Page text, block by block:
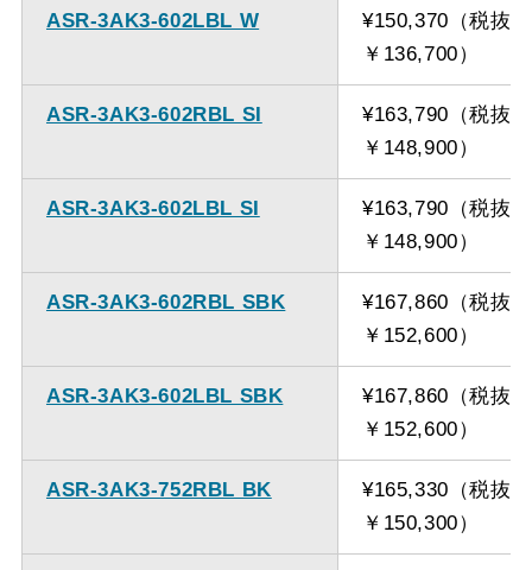
ASR-3AK3-602LBL W
¥150,370（税抜
￥136,700）
ASR-3AK3-602RBL SI
¥163,790（税抜
￥148,900）
ASR-3AK3-602LBL SI
¥163,790（税抜
￥148,900）
ASR-3AK3-602RBL SBK
¥167,860（税抜
￥152,600）
ASR-3AK3-602LBL SBK
¥167,860（税抜
￥152,600）
ASR-3AK3-752RBL BK
¥165,330（税抜
￥150,300）